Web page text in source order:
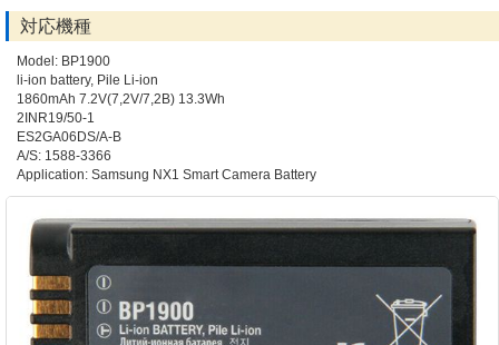
対応機種
Model: BP1900
li-ion battery, Pile Li-ion
1860mAh 7.2V(7,2V/7,2B) 13.3Wh
2INR19/50-1
ES2GA06DS/A-B
A/S: 1588-3366
Application: Samsung NX1 Smart Camera Battery